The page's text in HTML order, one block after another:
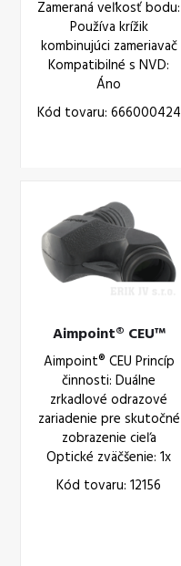
Zameraná veľkosť bodu:
Používa krížik
kombinujúci zameriavač
Kompatibilné s NVD:
Áno
Kód tovaru: 666000424
Aimpoint® CEU™
Aimpoint® CEU Princíp
činnosti: Duálne
zrkadlové odrazové
zariadenie pre skutočné
zobrazenie cieľa
Optické zväčšenie: 1x
Kód tovaru: 12156